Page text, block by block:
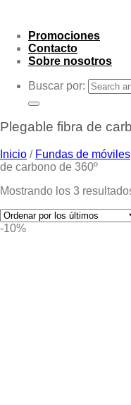
Promociones
Contacto
Sobre nosotros
Buscar por:
Plegable fibra de
Inicio / Fundas de móviles
de carbono de 360º
Mostrando los 3
-10%